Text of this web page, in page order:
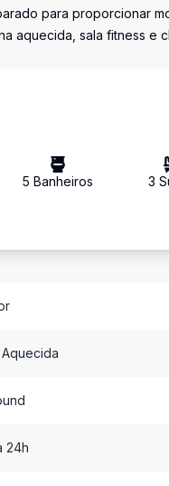
para proporcionar
aquecida, sala fitness e
5 Banheiros 3
24h